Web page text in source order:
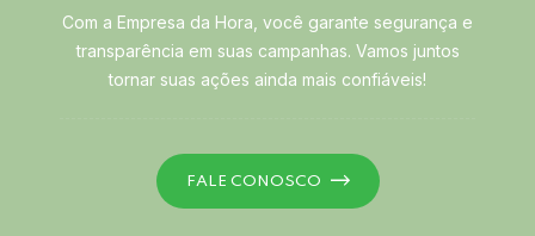
Com a Empresa da Hora, você garante segurança e
transparência em suas campanhas. Vamos juntos
tornar suas ações ainda mais confiáveis!
FALE CONOSCO